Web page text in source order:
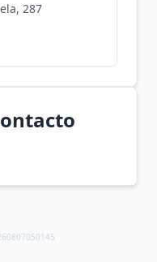
287